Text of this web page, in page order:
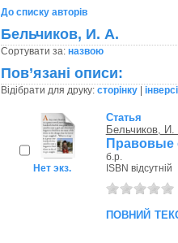
До списку авторів
Бельчиков, И. А.
Сортувати за: назвою
Пов’язані описи:
Відібрати для друку: сторінку|
Нет экз.
Статья
Бельчиков,
Правовые
б.р.
ISBN відсутній
повний